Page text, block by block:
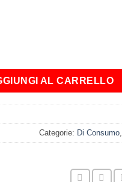
24 n° 5 Pz quantità
AL CARRELLO
Categorie: Di Consumo,